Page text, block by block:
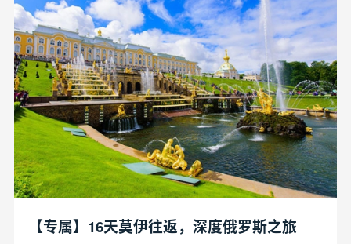
【专属】16天莫伊往返，深度俄罗斯之旅